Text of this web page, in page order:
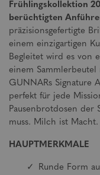
Frühlingskollektion
berüchtigten
präzisionsgefertigte
einem einzigartigen
Begleitet wird es von
einem Sammlerbeutel
GUNNARs Signature
perfekt für jede
Pausenbrotdosen der
muss. Milch ist
HAUPTMERKMALE
Runde Form